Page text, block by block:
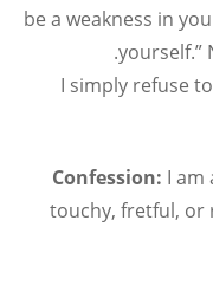
be a weakness in
yourself.”
I simply refuse
Confession: I am
touchy, fretful, or